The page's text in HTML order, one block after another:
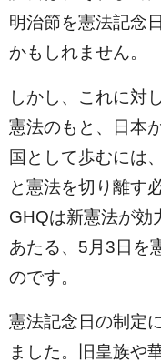
明治節を憲法記念
かもしれません。
しかし、これに対
憲法のもと、日本
国として歩むには
と憲法を切り離す
GHQは新憲法が効
あたる、5月3日を
のです。
憲法記念日の制定
ました。旧皇族や